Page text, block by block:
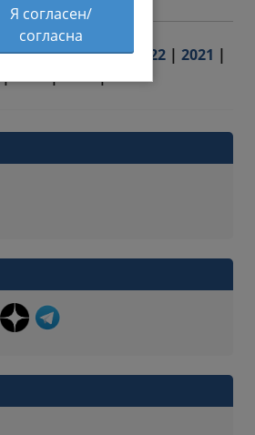
|2024|2023|2022 | 2021 |
2017|2016|2015
Я согласен/
согласна